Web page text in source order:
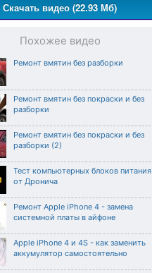
Скачать видео (22.93 Мб)
Похожее видео
Ремонт вмятин без разборки
Ремонт вмятин без покраски и без
разборки
Ремонт вмятин без покраски и без
разборки (2)
Тест компьютерных блоков питания
от Дронича
Ремонт Apple iPhone 4 - замена
системной платы в айфоне
Apple iPhone 4 и 4S - как заменить
аккумулятор самостоятельно